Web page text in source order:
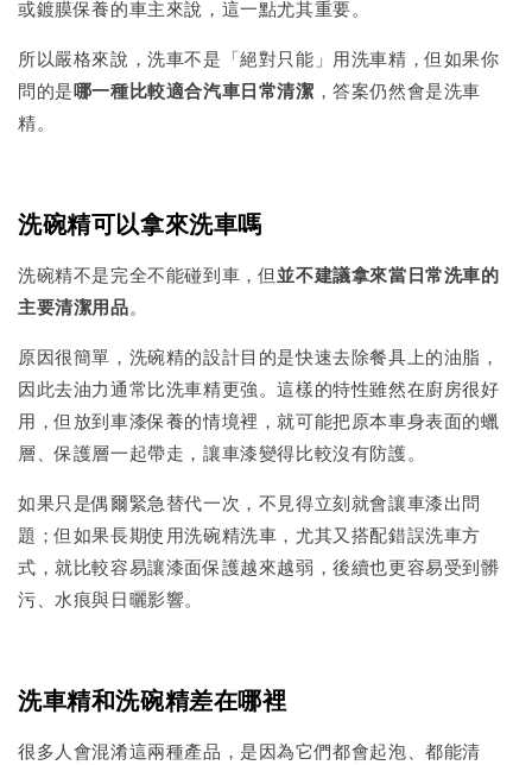
或鍍膜保養的車主來說，這一點尤其重要。
所以嚴格來說，洗車不是「絕對只能」用洗車精，但如果你
問的是哪一種比較適合汽車日常清潔 ，答案仍然會是洗車
精。
洗碗精可以拿來洗車嗎
洗碗精不是完全不能碰到車，但並不建議拿來當日常洗車的
主要清潔用品。
原因很簡單，洗碗精的設計目的是快速去除餐具上的油脂，
因此去油力通常比洗車精更強。這樣的特性雖然在廚房很好
用，但放到車漆保養的情境裡，就可能把原本車身表面的蠟
層、保護層一起帶走，讓車漆變得比較沒有防護。
如果只是偶爾緊急替代一次，不見得立刻就會讓車漆出問
題；但如果長期使用洗碗精洗車，尤其又搭配錯誤洗車方
式，就比較容易讓漆面保護越來越弱，後續也更容易受到髒
污、水痕與日曬影響。
洗車精和洗碗精差在哪裡
很多人會混淆這兩種產品，是因為它們都會起泡、都能清